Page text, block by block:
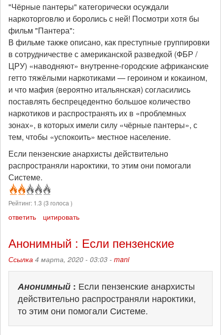
"Чёрные пантеры" категорически осуждали
наркоторговлю и боролись с ней! Посмотри хотя бы
фильм "Пантера":
В фильме также описано, как преступные группировки
в сотрудничестве с американской разведкой (ФБР /
ЦРУ) «наводняют» внутренне-городские африканские
гетто тяжёлыми наркотиками — героином и кокаином,
и что мафия (вероятно итальянская) согласились
поставлять беспрецедентно большое количество
наркотиков и распространять их в «проблемных
зонах», в которых имели силу «чёрные пантеры», с
тем, чтобы «успокоить» местное население.
Если пензенские анархисты действительно
распространяли нароктики, то этим они помогали
Системе.
Рейтинг: 1.3 (3 голоса )
ответить цитировать
Анонимный : Если пензенские
Ссылка 4 марта, 2020 - 03:03 - mani
Анонимный: Если пензенские анархисты
действительно распространяли нароктики,
то этим они помогали Системе.